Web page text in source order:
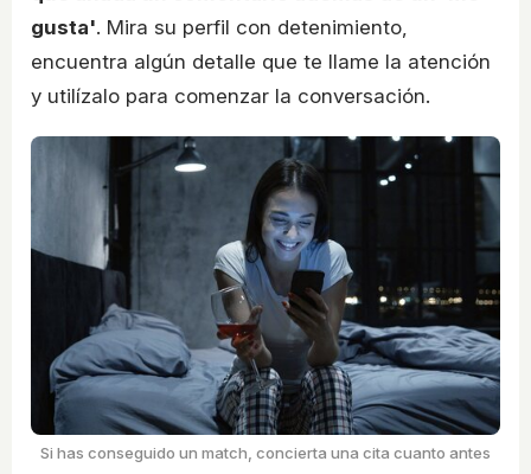
gusta'. Mira su perfil con detenimiento,
encuentra algún detalle que te llame la atención
y utilízalo para comenzar la conversación.
Si has conseguido un match, concierta una cita cuanto antes